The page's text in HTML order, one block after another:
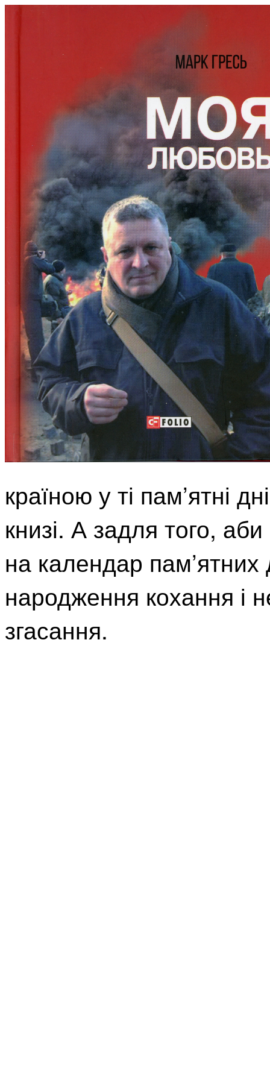
країною у ті пам’ятні
книзі. А задля того,
на календар пам’ятних
народження кохання і
згасання.